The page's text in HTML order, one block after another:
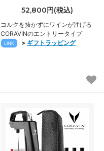
52,800円(税込)
コルクを抜かずにワインが注げる
CORAVINのエントリータイプ
LINK > ギフトラッピング